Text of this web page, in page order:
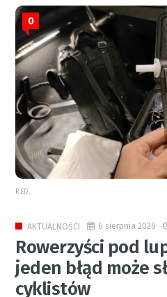
0
RED.
AKTUALNOŚCI 6 sierpnia 2026
Rowerzyści pod
jeden błąd może
cyklistów